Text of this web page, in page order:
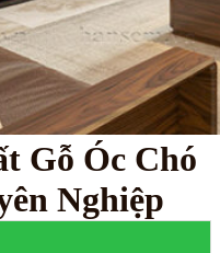
Gỗ Óc Chó
Nghiệp